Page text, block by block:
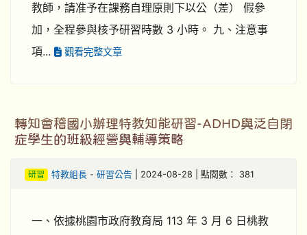
教師，請准予在課務自理原則下以公（差） 假參
加，全程參與核予研習時數 3 小時。 九、注意事
項...
觀看完整文章
轉知會稽國小辦理特教知能研習-ADHD與泛自閉
症學生的班級經營與輔導策略
研習 特教組長- 研習公告 | 2024-08-28 | 點閱數： 381
一、依據桃園市政府教育局 113 年 3 月 6 日桃教